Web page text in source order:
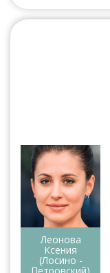
Леонова
Ксения
(Лосино -
Петровский)